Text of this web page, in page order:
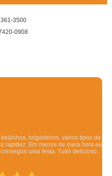
3500
0908
pra esquentar no forno mas eu
e mesmo assim ficam deliciosos.
gostou.